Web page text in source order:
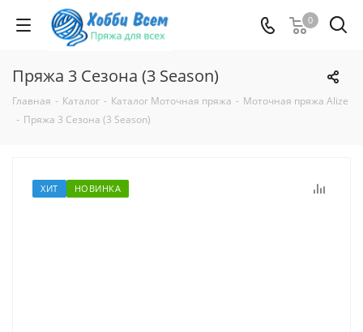
0
Пряжа 3 Сезона (3 Season)
Главная - Каталог - Каталог Моточная пряжа - Моточная пряжа Alize
- Пряжа 3 Сезона (3 Season)
ХИТ НОВИНКА